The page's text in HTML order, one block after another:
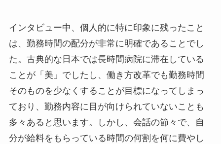
インタビュー中、個人的に特に印象に残ったこと
は、勤務時間の配分が非常に明確であることでし
た。古典的な日本では長時間病院に滞在している
ことが「美」でしたし、働き方改革でも勤務時間
そのものを少なくすることが目標になってしまっ
ており、勤務内容に目が向けられていないことも
多々あると思います。しかし、会話の節々で、自
分が給料をもらっている時間の何割を何に費やし